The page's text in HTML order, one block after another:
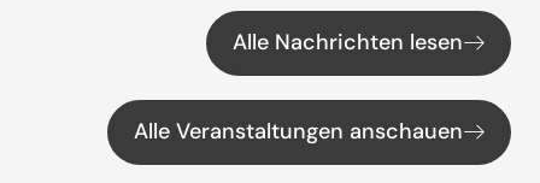
Alle Nachrichten lesen
Alle Veranstaltungen anschauen